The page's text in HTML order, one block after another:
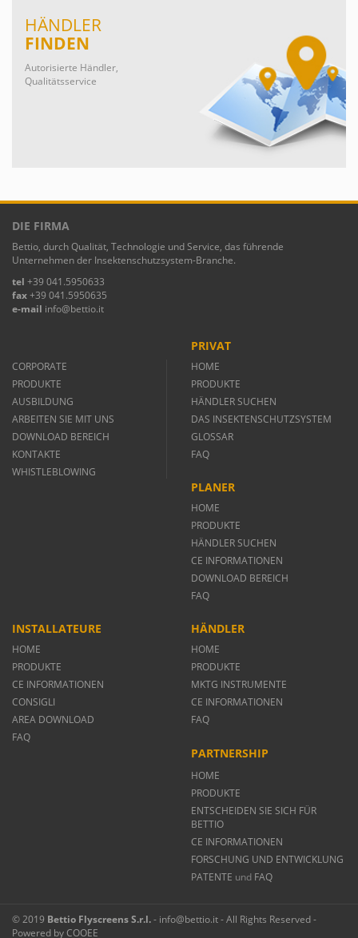
HÄNDLER
FINDEN
Autorisierte Händler,
Qualitätsservice
DIE FIRMA
Bettio, durch Qualität, Technologie und Service, das führende
Unternehmen der Insektenschutzsystem-Branche.
tel +39 041.5950633
fax+39 041.5950635
e-mail info@bettio.it
CORPORATE
PRODUKTE
AUSBILDUNG
ARBEITEN SIE MIT UNS
DOWNLOAD BEREICH
KONTAKTE
WHISTLEBLOWING
PRIVAT
HOME
PRODUKTE
HÄNDLER SUCHEN
DAS INSEKTENSCHUTZSYSTEM
GLOSSAR
FAQ
PLANER
HOME
PRODUKTE
HÄNDLER SUCHEN
CE INFORMATIONEN
DOWNLOAD BEREICH
FAQ
INSTALLATEURE
HOME
PRODUKTE
CE INFORMATIONEN
CONSIGLI
AREA DOWNLOAD
FAQ
HÄNDLER
HOME
PRODUKTE
MKTG INSTRUMENTE
CE INFORMATIONEN
FAQ
PARTNERSHIP
HOME
PRODUKTE
ENTSCHEIDEN SIE SICH FÜR
BETTIO
CE INFORMATIONEN
FORSCHUNG UND ENTWICKLUNG
PATENTE und FAQ
© 2019 Bettio Flyscreens S.r.l.- info@bettio.it - All Rights Reserved -
Powered byCOOEE